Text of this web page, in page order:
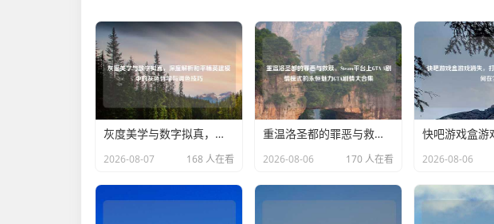
灰度美学与数字拟真，深度解析和平精英建模中的灰色哲学与调色技巧
2026-08-07 168 人在看
重温洛圣都的罪恶与救赎，Steam平台上GTA 5剧情模式的永恒魅力GTA剧情大合集
2026-08-06 170 人在看 2026-08-06